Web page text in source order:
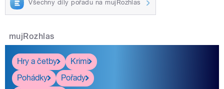
Všechny díly pořadu na mujRozhlas
mujRozhlas
Hry a četby
Krimi
Pohádky
Pořady